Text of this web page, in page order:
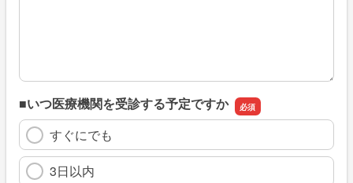
■いつ医療機関を受診する予定ですか
すぐにでも
3日以内